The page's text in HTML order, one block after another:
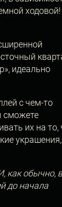
идеально
с чем-то
сможете
их на то,
украшения,
как обычно,
до начала